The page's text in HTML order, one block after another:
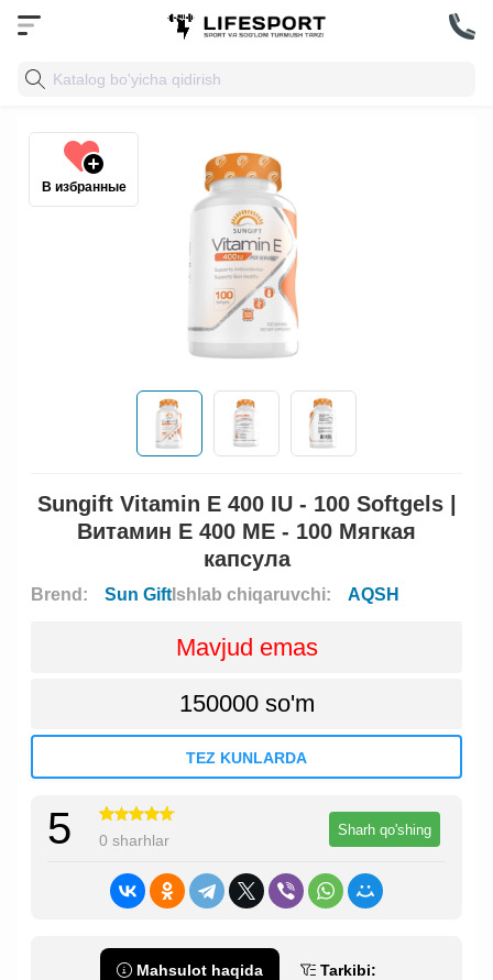
В избранные
Sungift Vitamin E 400 IU - 100 Softgels |
Витамин Е 400 МЕ - 100 Мягкая
капсула
Brend: Sun Gift Ishlab chiqaruvchi: AQSH
Mavjud emas
150000 so'm
TEZ KUNLARDA
5 0 sharhlar
Sharh qo'shing
Mahsulot haqida Tarkibi: